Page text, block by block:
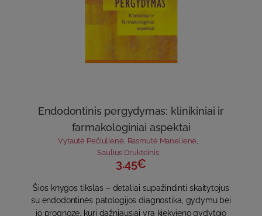
Endodontinis pergydymas: klinikiniai ir
farmakologiniai aspektai
Vytautė Pečiulienė, Rasmutė Manelienė,
Saulius Drukteinis
3.45€
Šios knygos tikslas – detaliai supažindinti skaitytojus
su endodontinės patologijos diagnostika, gydymu bei
jo prognoze, kuri dažniausiai yra kiekvieno gydytojo